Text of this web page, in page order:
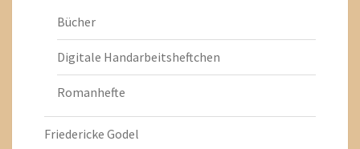
Bücher
Digitale Handarbeitsheftchen
Romanhefte
Friedericke Godel